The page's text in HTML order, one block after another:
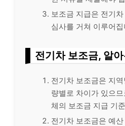
보조금 지급은 전기
심사를 거쳐 이루어집
전기차 보조금, 알
전기차 보조금은 지
량별로 차이가 있으
체의 보조금 지급 기
전기차 보조금은 예